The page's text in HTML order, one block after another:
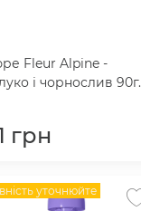
Fleur Alpine -
і чорнослив 90г.
грн
уточнюйте